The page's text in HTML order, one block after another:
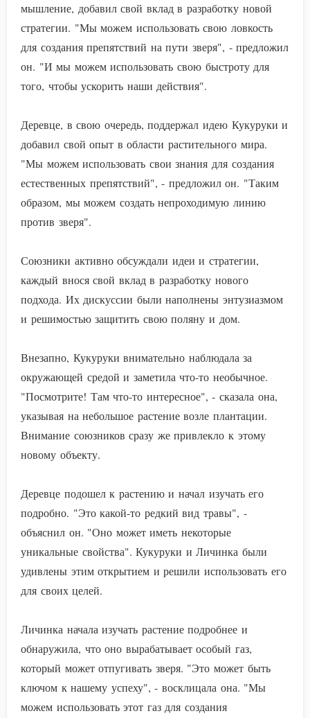
мышление, добавил свой вклад в разработку новой
стратегии. "Мы можем использовать свою ловкость
для создания препятствий на пути зверя", - предложил
он. "И мы можем использовать свою быстроту для
того, чтобы ускорить наши действия".
Деревце, в свою очередь, поддержал идею Кукуруки и
добавил свой опыт в области растительного мира.
"Мы можем использовать свои знания для создания
естественных препятствий", - предложил он. "Таким
образом, мы можем создать непроходимую линию
против зверя".
Союзники активно обсуждали идеи и стратегии,
каждый внося свой вклад в разработку нового
подхода. Их дискуссии были наполнены энтузиазмом
и решимостью защитить свою поляну и дом.
Внезапно, Кукуруки внимательно наблюдала за
окружающей средой и заметила что-то необычное.
"Посмотрите! Там что-то интересное", - сказала она,
указывая на небольшое растение возле плантации.
Внимание союзников сразу же привлекло к этому
новому объекту.
Деревце подошел к растению и начал изучать его
подробно. "Это какой-то редкий вид травы", -
объяснил он. "Оно может иметь некоторые
уникальные свойства". Кукуруки и Личинка были
удивлены этим открытием и решили использовать его
для своих целей.
Личинка начала изучать растение подробнее и
обнаружила, что оно вырабатывает особый газ,
который может отпугивать зверя. "Это может быть
ключом к нашему успеху", - восклицала она. "Мы
можем использовать этот газ для создания